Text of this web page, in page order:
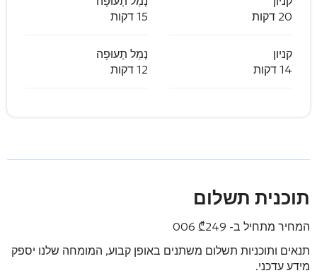
20 דקות
15 דקות
קניון
14 דקות
נְמַל תְעוּפָה
12 דקות
תוכנית תשלום
המחיר מתחיל ב- ₾249 006
תנאים ותוכניות תשלום משתנים באופן קבוע, המומחה שלנו יספק
מידע עדכני.